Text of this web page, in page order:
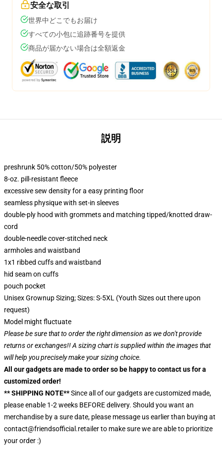
安全な取引
世界中どこでもお届け
すべての小包に追跡番号を提供
商品が届かない場合は全額返金
説明
preshrunk 50% cotton/50% polyester
8-oz. pill-resistant fleece
excessive sew density for a easy printing floor
seamless physique with set-in sleeves
double-ply hood with grommets and matching tipped/knotted draw-
cord
double-needle cover-stitched neck
armholes and waistband
1x1 ribbed cuffs and waistband
hid seam on cuffs
pouch pocket
Unisex Grownup Sizing; Sizes: S-5XL (Youth Sizes out there upon
request)
Model might fluctuate
Please be sure that to order the right dimension as we don't provide
returns or exchanges!! A sizing chart is supplied within the images that
will help you precisely make your sizing choice.
All our gadgets are made to order so be happy to contact us for a
customized order!
** SHIPPING NOTE**Since all of our gadgets are customized made,
please enable 1-2 weeks BEFORE delivery. Should you want an
merchandise by a sure date, please message us earlier than buying at
contact@friendsofficial.retailer to make sure we are able to prioritize
your order :)